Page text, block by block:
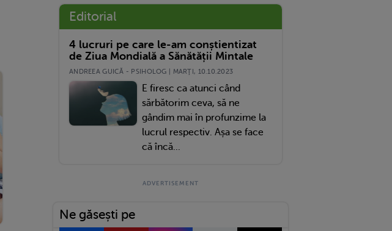
Ajuta Să Afle Mai Multe Despre Amicii Lor
Editorial
4 lucruri pe care le-am conștientizat
de Ziua Mondială a Sănătății Mintale
ANDREEA GUICĂ - PSIHOLOG | MARŢI, 10.10.2023
E firesc ca atunci când
sărbătorim ceva, să ne
gândim mai în profunzime la
lucrul respectiv. Așa se face
că încă...
Ne găsești pe